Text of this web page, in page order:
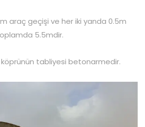
araç geçişi ve her iki yanda 0.5m
5.5mdir.
tabliyesi betonarmedir.